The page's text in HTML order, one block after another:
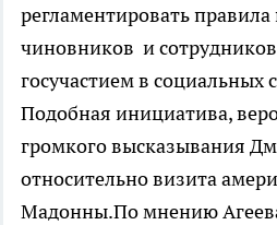
регламентировать
чиновников и
госучастием в социальных
Подобная инициатива,
громкого высказывания
относительно визита
Мадонны.По мнению